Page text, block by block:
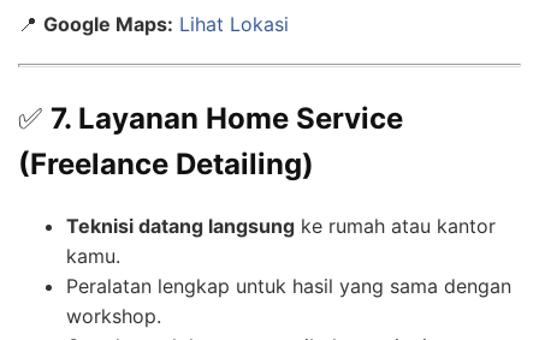
📍 Google Maps: Lihat Lokasi
✅ 7. Layanan Home Service
(Freelance Detailing)
Teknisi datang langsung ke rumah atau kantor
kamu.
Peralatan lengkap untuk hasil yang sama dengan
workshop.